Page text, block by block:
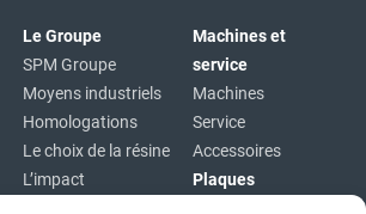
Le Groupe
SPM Groupe
Moyens industriels
Homologations
Le choix de la résine
L’impact
Machines et
service
Machines
Service
Accessoires
Plaques